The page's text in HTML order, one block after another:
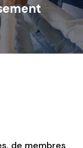
de membres